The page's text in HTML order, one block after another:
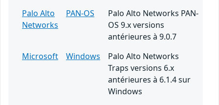
Palo Alto
Networks
PAN-OS
Palo Alto Networks PAN-
OS 9.x versions
antérieures à 9.0.7
Microsoft
Windows
Palo Alto Networks
Traps versions 6.x
antérieures à 6.1.4 sur
Windows